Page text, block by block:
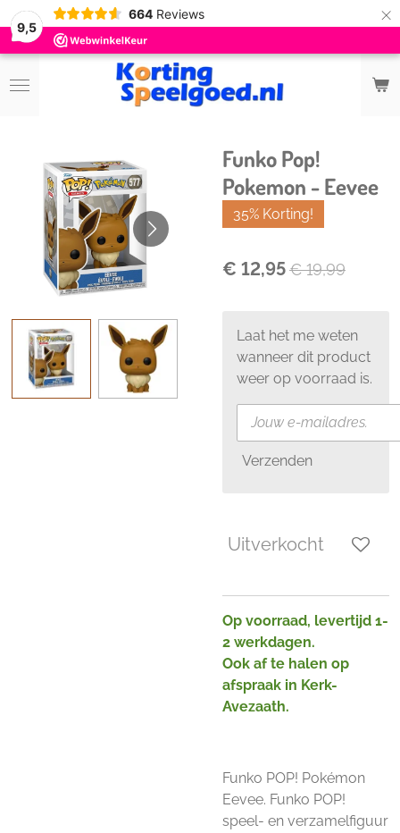
9,5
664 Reviews ×
Funko Pop!
Pokemon - Eevee
35% Korting!
€ 12,95€ 19,99
Laat het me weten
wanneer dit product
weer op voorraad is.
Verzenden
Uitverkocht
Op voorraad, levertijd 1-
2 werkdagen.
Ook af te halen op
afspraak in Kerk-
Avezaath.
Funko POP! Pokémon
Eevee. Funko POP!
speel- en verzamelfiguur